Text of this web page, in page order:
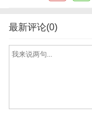
最新评论(0)